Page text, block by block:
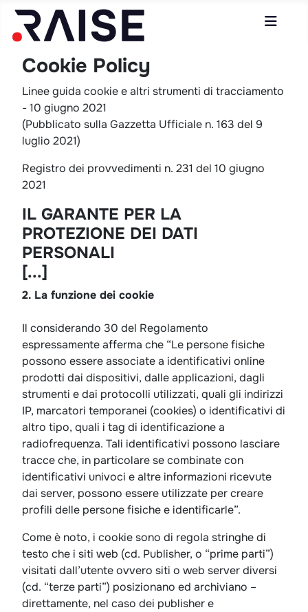
Cookie Policy
Linee guida cookie e altri strumenti di tracciamento
- 10 giugno 2021
(Pubblicato sulla Gazzetta Ufficiale n. 163 del 9
luglio 2021)
Registro dei provvedimenti n. 231 del 10 giugno
2021
IL GARANTE PER LA
PROTEZIONE DEI DATI
PERSONALI
[...]
2. La funzione dei cookie
Il considerando 30 del Regolamento
espressamente afferma che “Le persone fisiche
possono essere associate a identificativi online
prodotti dai dispositivi, dalle applicazioni, dagli
strumenti e dai protocolli utilizzati, quali gli indirizzi
IP, marcatori temporanei (cookies) o identificativi di
altro tipo, quali i tag di identificazione a
radiofrequenza. Tali identificativi possono lasciare
tracce che, in particolare se combinate con
identificativi univoci e altre informazioni ricevute
dai server, possono essere utilizzate per creare
profili delle persone fisiche e identificarle”.
Come è noto, i cookie sono di regola stringhe di
testo che i siti web (cd. Publisher, o “prime parti”)
visitati dall’utente ovvero siti o web server diversi
(cd. “terze parti”) posizionano ed archiviano –
direttamente, nel caso dei publisher e